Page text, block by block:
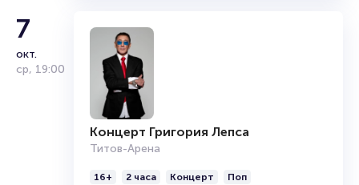
7
окт.
ср, 19:00
Концерт Григория Лепса
Титов-Арена
16+ 2 часа Концерт Поп